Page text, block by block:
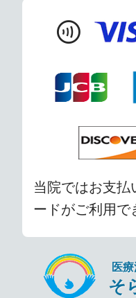
contactless
当院ではお支払
ードがご利用で
医
そ